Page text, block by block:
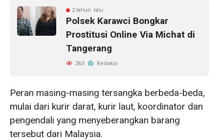
2 tahun lalu
Polsek Karawci Bongkar
Prostitusi Online Via Michat di
Tangerang
263 Redaksi
Peran masing-masing tersangka berbeda-beda,
mulai dari kurir darat, kurir laut, koordinator dan
pengendali yang menyeberangkan barang
tersebut dari Malaysia.